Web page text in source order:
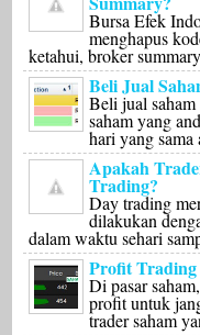
Bursa Efek
menghapus
ketahui, broker
Beli Jual
Beli jual
saham yang
hari yang sama
Apakah
Trading?
Day trading
dilakukan
dalam waktu sehari
Profit Trading
Di pasar
profit untuk
trader saham